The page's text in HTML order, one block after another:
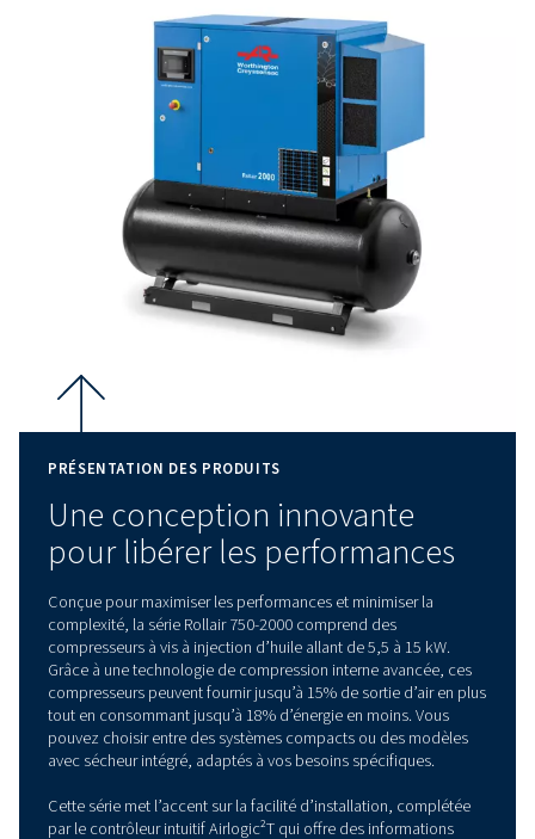
NIVEAUX SONORES RÉDUITS
64 dB(A)
Cette série offre un fonctionnement discret, ce qui permet
proximité d’environnements de travail.